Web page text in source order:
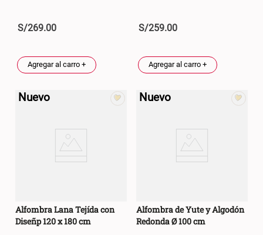
S/269.00
Agregar al carro +
S/259.00
Agregar al carro +
Nuevo
Alfombra Lana Tejída con
Diseñp 120 x 180 cm
Nuevo
Alfombra de Yute y Algodón
Redonda Ø 100 cm